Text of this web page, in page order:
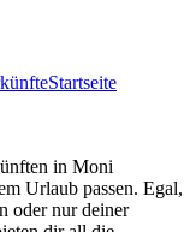
Startseite
in Moni
Urlaub passen. Egal,
oder nur deiner